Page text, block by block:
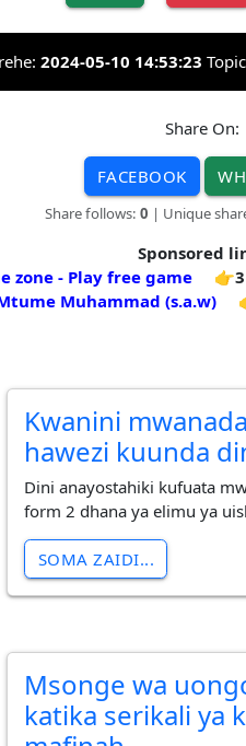
2024-05-10 14:53:23
Share On:
FACEBOOK
Share follows: 0 | Unique
Sponsored
zone - Play free game 👉3
Muhammad (s.a.w)
Kwanini
hawezi kuunda
Dini anayostahiki kufuata
form 2 dhana ya elimu ya
SOMA ZAIDI...
Msonge wa
katika serikali ya